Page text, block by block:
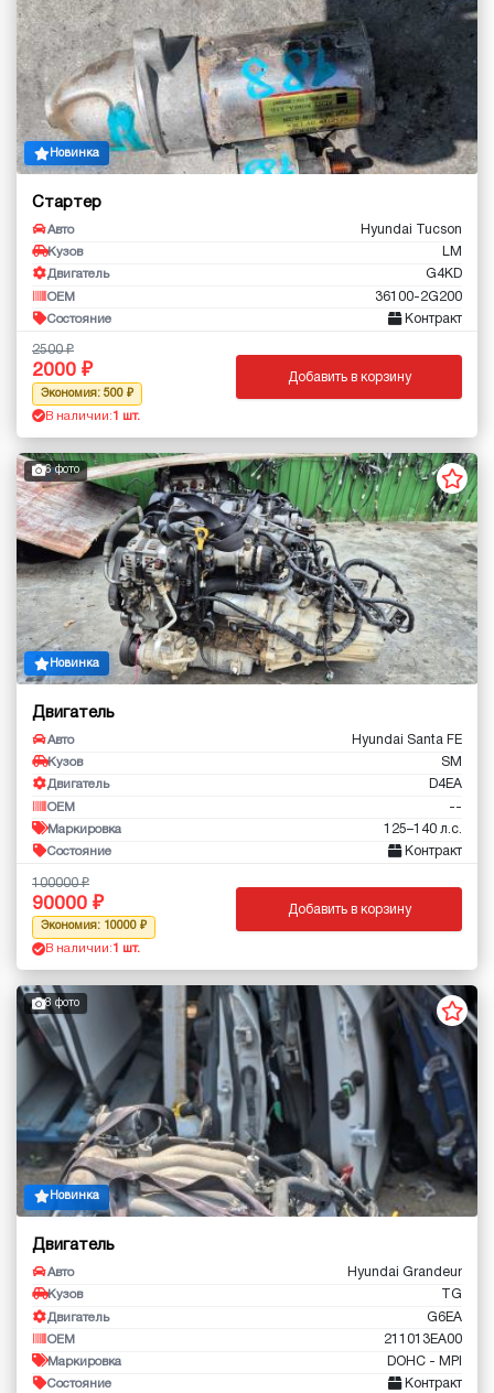
Новинка
Стартер
Авто Hyundai Tucson
Кузов LM
Двигатель G4KD
OEM 36100-2G200
Состояние Контракт
2500
2000
Экономия: 500
В наличии: 1 шт.
Добавить в корзину
6 фото
Новинка
Двигатель
Авто Hyundai Santa FE
Кузов SM
Двигатель D4EA
OEM --
Маркировка 125–140 л.с.
Состояние Контракт
100000
90000
Экономия: 10000
В наличии: 1 шт.
Добавить в корзину
8 фото
Новинка
Двигатель
Авто Hyundai Grandeur
Кузов TG
Двигатель G6EA
OEM 211013EA00
Маркировка DOHC - MPI
Состояние Контракт